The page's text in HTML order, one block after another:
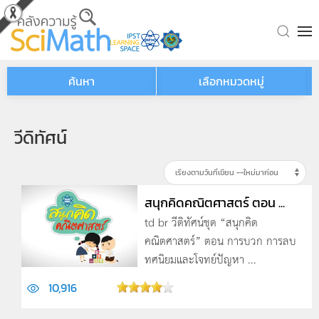
Skip to main content
ค้นหา เลือกหมวดหมู่
วีดิทัศน์
สนุกคิดคณิตศาสตร์ ตอน ...
td br วีดิทัศน์ชุด “สนุกคิด
คณิตศาสตร์” ตอน การบวก การลบ
ทศนิยมและโจทย์ปัญหา ...
10,916